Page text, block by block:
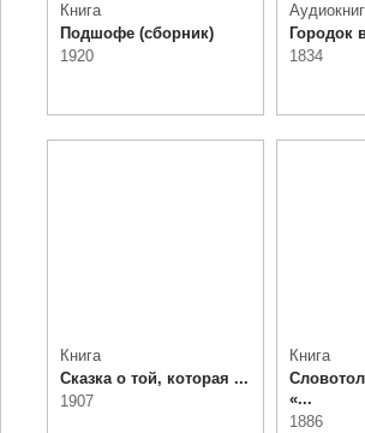
Книга
Подшофе (сборник)
1920
Городок
1834
Книга
Сказка о той, которая ...
1907
Книга
«...
1886